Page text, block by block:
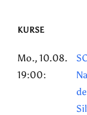
KURSE
Mo., 10.08.
19:00: